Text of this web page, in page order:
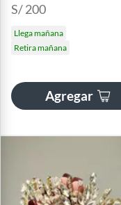
S/ 200
Llega mañana
Retira mañana
Agregar